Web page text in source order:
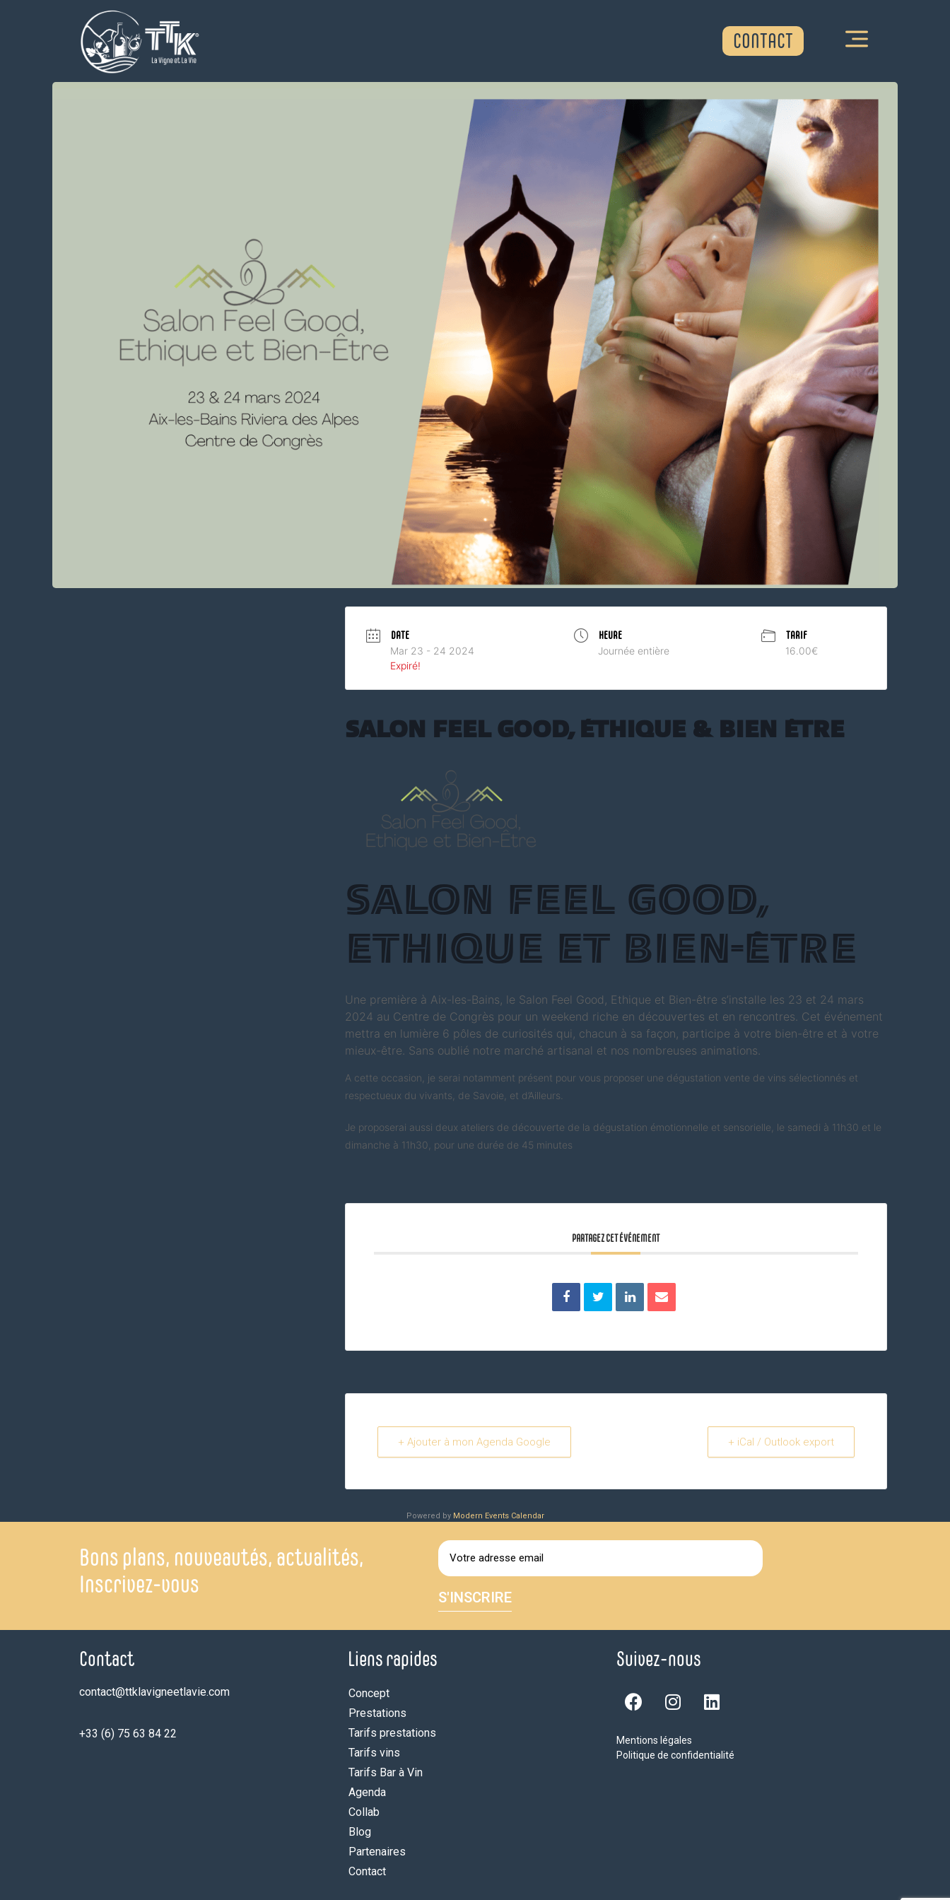
CONTACT
DATE
Mar 23 - 24 2024
Expiré!
HEURE
Journée entière
TARIF
16.00€
Salon Feel Good, Éthique & Bien Être
Salon Feel Good,
Ethique et Bien-être
Une première à Aix-les-Bains, le Salon Feel Good, Ethique et Bien-être s’installe les 23 et 24 mars
2024 au Centre de Congrès pour un weekend riche en découvertes et en rencontres. Cet événement
mettra en lumière 6 pôles de curiosités qui, chacun à sa façon, participe à votre bien-être et à votre
mieux-être. Sans oublié notre marché artisanal et nos nombreuses animations.
A cette occasion, je serai notamment présent pour vous proposer une dégustation vente de vins sélectionnés et
respectueux du vivants, de Savoie, et d’Ailleurs.
Je proposerai aussi deux ateliers de découverte de la dégustation émotionnelle et sensorielle, le samedi à 11h30 et le
dimanche à 11h30, pour une durée de 45 minutes
PARTAGEZ CET ÉVÉNEMENT
+ Ajouter à mon Agenda Google + iCal / Outlook export
Powered by Modern Events Calendar
Bons plans, nouveautés, actualités,
Inscrivez-vous
S'INSCRIRE
Contact
contact@ttklavigneetlavie.com
+33 (6) 75 63 84 22
Liens rapides
Concept
Prestations
Tarifs prestations
Tarifs vins
Tarifs Bar à Vin
Agenda
Collab
Blog
Partenaires
Contact
Suivez-nous
Mentions légales
Politique de confidentialité